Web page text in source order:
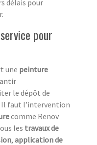
délais pour
pour
une peinture
le dépôt de
faut l’intervention
comme Renov
les travaux de
, application de